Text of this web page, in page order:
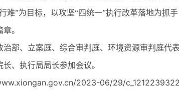
难”为目标，以攻坚“四统一”执行改革落地为抓
。
、立案庭、综合审判庭、环境资源审判庭代
、执行局局长参加会议。
2023-06/29/